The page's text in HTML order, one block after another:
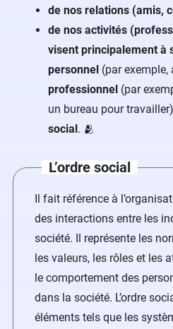
de nos relations (amis,
de nos activités
visent principalement à
personnel (par
professionnel (par
un bureau pour travailler)
social. 🫂
L’ordre social
Il fait référence à
des interactions entre les
société. Il représente les
les valeurs, les rôles et les
le comportement des
dans la société. L’ordre
éléments tels que les